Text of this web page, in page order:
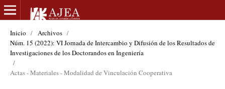
Inicio / Archivos /
Núm. 15 (2022): VI Jornada de Intercambio y Difusión de los Resultados de
Investigaciones de los Doctorandos en Ingeniería
/
Actas - Materiales - Modalidad de Vinculación Cooperativa